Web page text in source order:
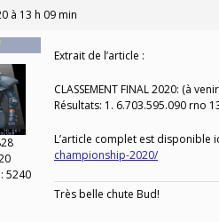
à 13 h 09 min
5240
Extrait de l’article :
CLASSEMENT FINAL 2020: (à
Résultats: 1. 6.703.595.090 rno
L’article complet est disponible
championship-2020/
Très belle chute Bud!